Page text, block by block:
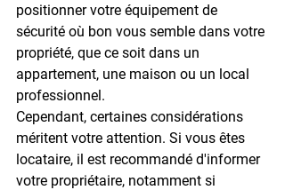
positionner votre équipement de
sécurité où bon vous semble dans votre
propriété, que ce soit dans un
appartement, une maison ou un local
professionnel.
Cependant, certaines considérations
méritent votre attention. Si vous êtes
locataire, il est recommandé d'informer
votre propriétaire, notamment si